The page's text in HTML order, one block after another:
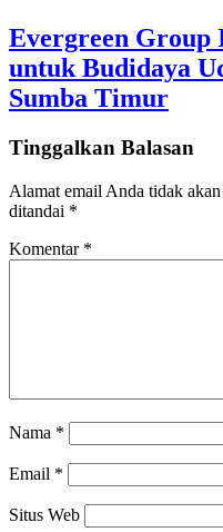
Evergreen Group
untuk Budidaya
Sumba Timur
Tinggalkan Balasan
Alamat email Anda tidak
ditandai *
Komentar *
Nama *
Email *
Situs Web